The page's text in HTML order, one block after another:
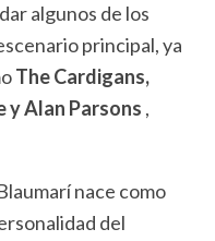
algunos de los
principal, ya
The Cardigans,
y Alan Parsons ,
nace como
del